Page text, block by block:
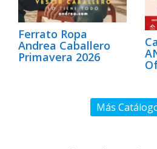
Ferrato Ropa
Andrea Caballero
Primavera 2026
Más